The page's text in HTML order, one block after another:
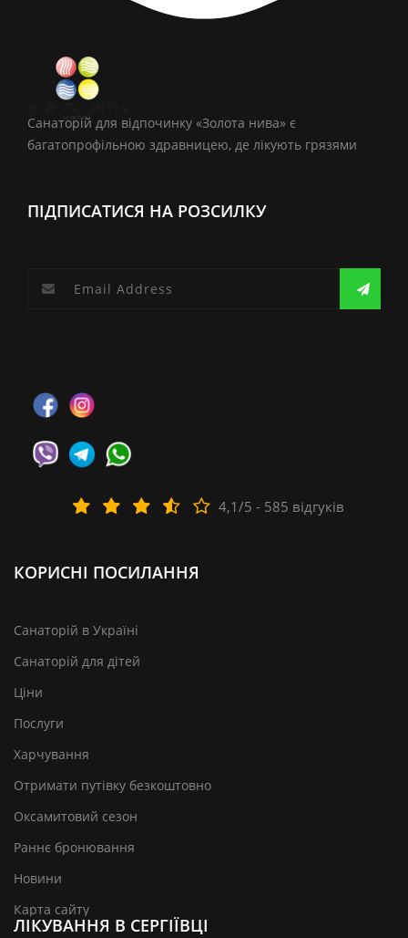
Санаторій для відпочинку «Золота нива» є
багатопрофільною здравницею, де лікують грязями
ПІДПИСАТИСЯ НА РОЗСИЛКУ
4,1/5 - 585 відгуків
КОРИСНІ ПОСИЛАННЯ
Санаторій в Україні
Санаторій для дітей
Ціни
Послуги
Харчування
Отримати путівку безкоштовно
Оксамитовий сезон
Раннє бронювання
Новини
Карта сайту
ЛІКУВАННЯ В СЕРГІЇВЦІ